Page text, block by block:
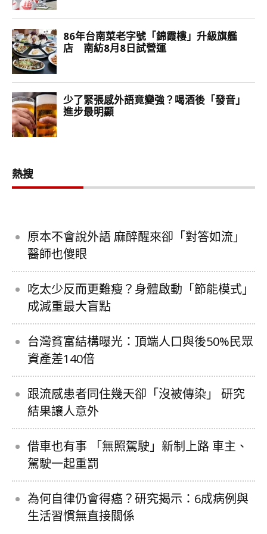
熱搜
原本不會說外語 麻醉醒來卻「對答如流」
醫師也傻眼
吃太少反而更難瘦？身體啟動「節能模式」
成減重最大盲點
台灣貧富結構曝光：頂端人口與後50%民眾
資產差140倍
跟流感患者同住幾天卻「沒被傳染」 研究
結果讓人意外
借車也有事 「無照駕駛」新制上路 車主、
駕駛一起重罰
為何自律仍會得癌？研究揭示：6成病例與
生活習慣無直接關係